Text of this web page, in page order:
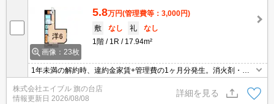
画像：23枚
5.8万円(管理費等：3,000円)
敷
なし 礼
なし
1階
1R 17.94m²
1年未満の解約時、違約金家賃+管理費の1ヶ月分発生。消火剤・防
災グッズ代16,500円～。初期費用・家賃カード払い可。引越指定業
者あり。非喫煙者限定。居室内禁煙(ベランダ含)※電子タバコも不
可。
株式会社エイブル 旗の台店
情報更新日 2026/08/08
詳細を見る